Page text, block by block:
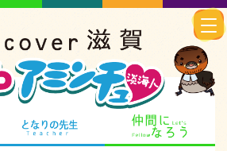
知られざる滋賀 となりの先生